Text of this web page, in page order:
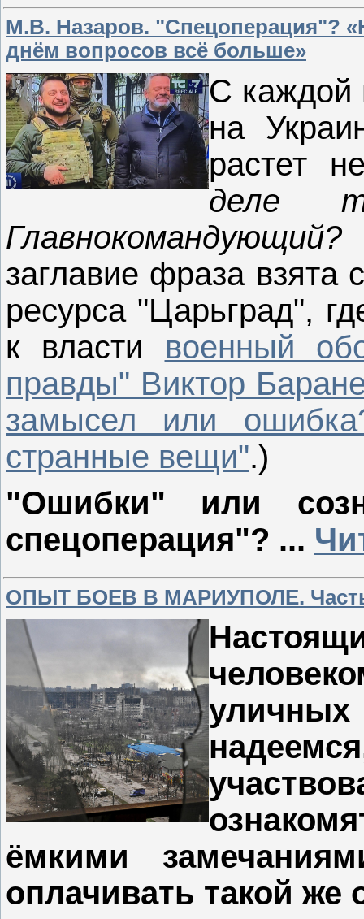
М.В. Назаров. "Спецоперация"?
днём вопросов всё больше»
С каждой
на
растет
деле
Главнокомандующий?
заглавие фраза взята
ресурса "Царьград",
к власти военный
правды" Виктор
замысел или
странные вещи".)
"Ошибки" или
спецоперация"? ...
ОПЫТ БОЕВ В МАРИУПОЛЕ.
ёмкими
оплачивать такой